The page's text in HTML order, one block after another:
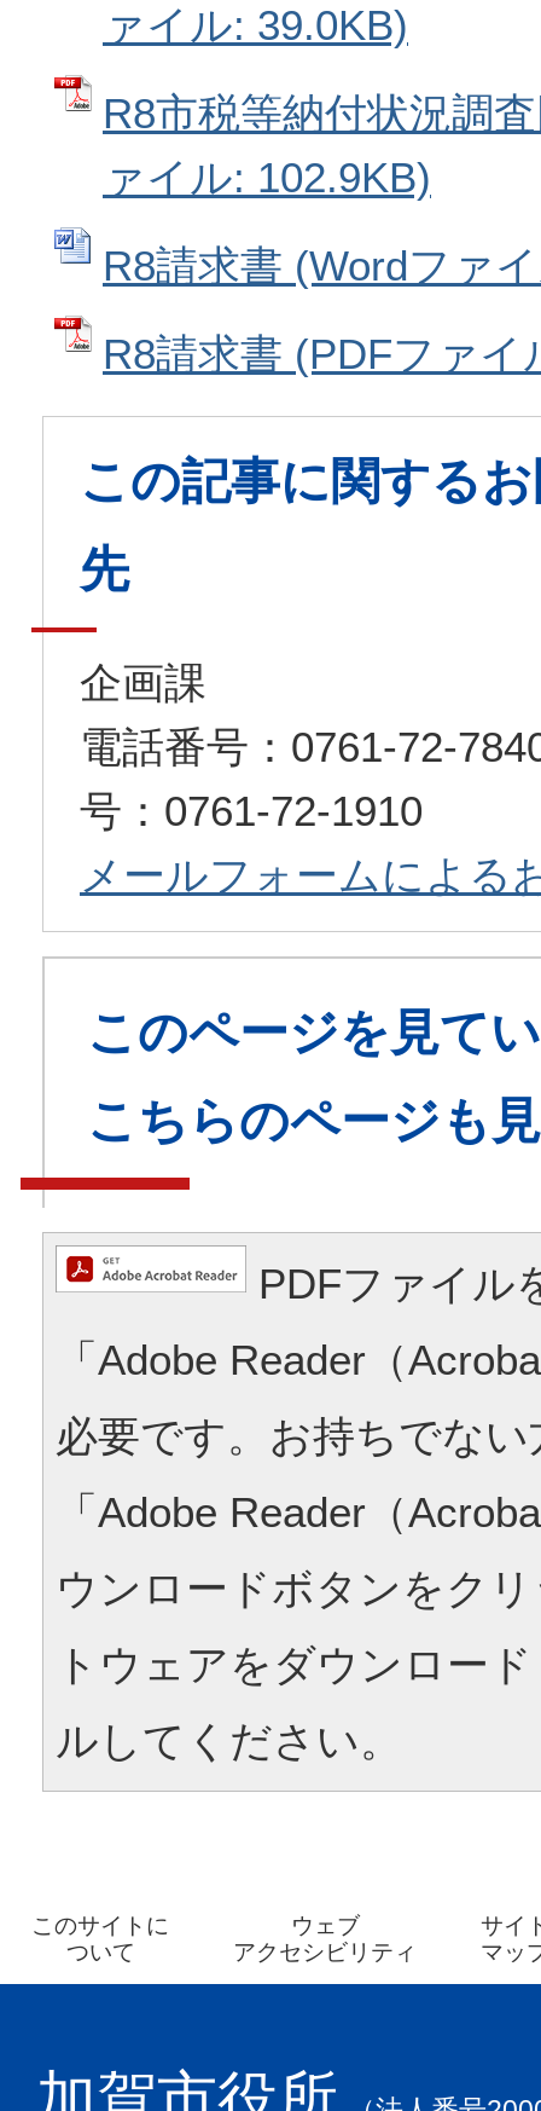
ァイル: 39.0KB)
R8市税等納付状況調
ァイル: 102.9KB)
R8請求書 (Wordファ
R8請求書 (PDFファイ
この記事に関する
先
企画課
電話番号：0761-72-
号：0761-72-1910
メールフォームによる
このページを見て
こちらのページも
PDFファイル
「Adobe Reader（
必要です。お持ちでな
「Adobe Reader（
ウンロードボタンをク
トウェアをダウンロー
ルしてください。
このサイトに
ついて
ウェブ
アクセシビリティ
サイ
マッ